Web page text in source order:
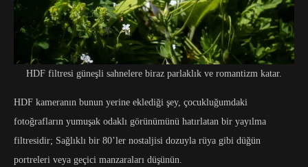
HDF filtresi güneşli sahnelere biraz parlaklık ve romantizm katar.
HDF kameranın bunun yerine eklediği şey, çocukluğumdaki
fotoğrafların yumuşak odaklı görünümünü hatırlatan bir yayılma
filtresidir; Sağlıklı bir 80’ler nostaljisi dozuyla rüya gibi düğün
portreleri veya geçici manzaraları düşünün.